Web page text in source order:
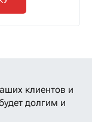
клиентов и
долгим и